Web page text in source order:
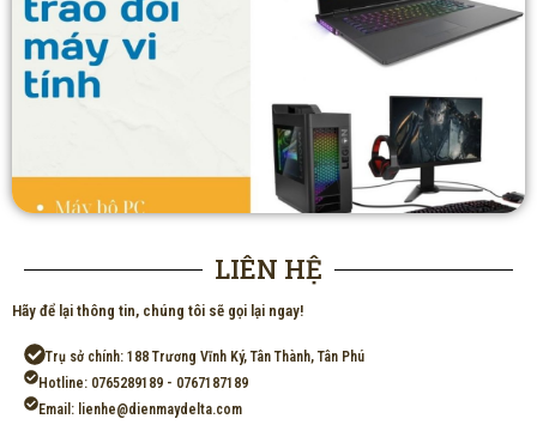
LIÊN HỆ
Hãy để lại thông tin, chúng tôi sẽ gọi lại ngay!
Trụ sở chính: 188 Trương Vĩnh Ký, Tân Thành, Tân Phú
Hotline: 0765289189 - 0767187189
Email: lienhe@dienmaydelta.com